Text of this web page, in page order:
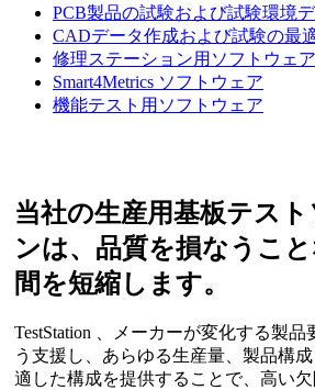
PCB製品の試験および試験環境
CADデータ作成および試験の最
修理ステーション用ソフトウェア
Smart4Metrics ソフトウェア
機能テスト用ソフトウェア
当社の生産用基板テス
ンは、品質を損なうこ
間を短縮します。
TestStation 、メーカーが変化する製品
う支援し、あらゆる生産量、製品構
適した構成を提供することで、高い